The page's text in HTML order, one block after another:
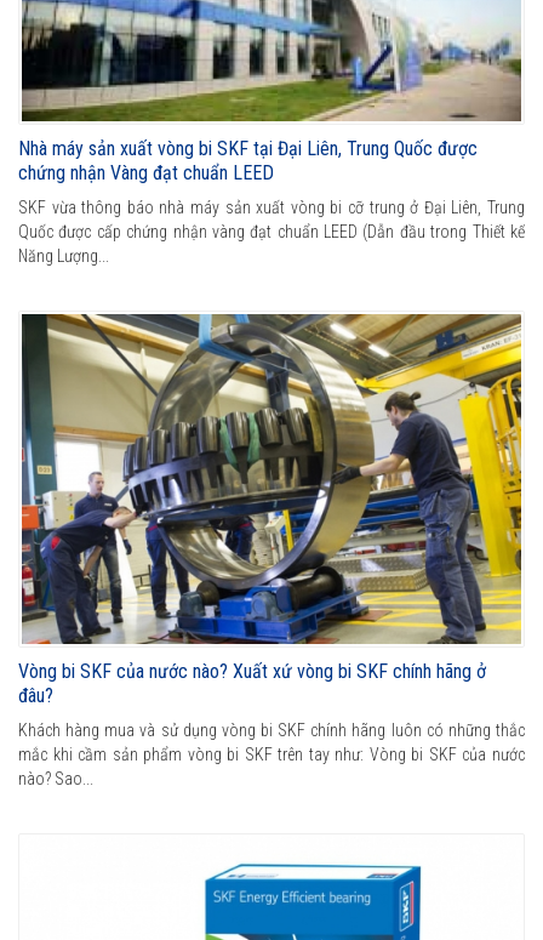
Nhà máy sản xuất vòng bi SKF tại Đại Liên, Trung Quốc được
chứng nhận Vàng đạt chuẩn LEED
SKF vừa thông báo nhà máy sản xuất vòng bi cỡ trung ở Đại Liên, Trung
Quốc được cấp chứng nhận vàng đạt chuẩn LEED (Dẫn đầu trong Thiết kế
Năng Lượng...
Vòng bi SKF của nước nào? Xuất xứ vòng bi SKF chính hãng ở
đâu?
Khách hàng mua và sử dụng vòng bi SKF chính hãng luôn có những thắc
mắc khi cầm sản phẩm vòng bi SKF trên tay như: Vòng bi SKF của nước
nào? Sao...